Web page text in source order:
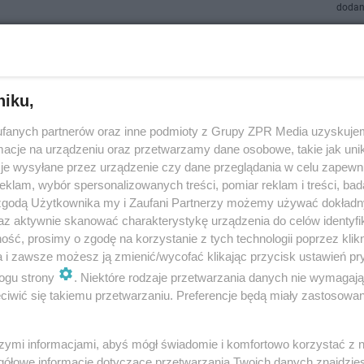
Podróż z Krakowa zajmuje tylko dwie godziny
z najstarszych miast Europy. Wyróżnia się trudną historią,
architekturą. Mowa o Belgradzie - "Białym Mieście", stolicy Serbii,
większą …
Kolejny atak w szkole. 15-latka z nożem zraniła
rówieśnika i nauczycielkę. Stan obu osób jest stabilny - podały serbskie
jest w szoku p…
partnerów oraz inne podmioty z Grupy ZPR Media
na urządzeniu oraz przetwarzamy dane osobowe, takie jak
wysyłane przez urządzenie czy dane przeglądania w celu
wybór spersonalizowanych treści, pomiar reklam i treści,
Użytkownika my i Zaufani Partnerzy możemy używać
aktywnie skanować charakterystykę urządzenia do celów
prosimy o zgodę na korzystanie z tych technologii poprzez
i zawsze możesz ją zmienić/wycofać klikając przycisk ustawień
strony
. Niektóre rodzaje przetwarzania danych nie
się takiemu przetwarzaniu. Preferencje będą miały
informacjami, abyś mógł świadomie i komfortowo korzystać z